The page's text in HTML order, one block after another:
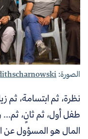
الصورة:
نظرة، ثم ابتسامة، ثم
طفل أول، ثم ثانٍ، ثم...
المال هو المسؤول عن